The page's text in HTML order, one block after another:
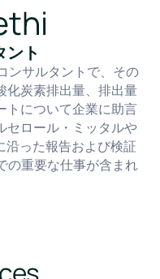
ント
ンサルタントで、その
化炭素排出量、排出量
トについて企業に助言
セロール・ミッタルや
沿った報告および検証
の重要な仕事が含まれ